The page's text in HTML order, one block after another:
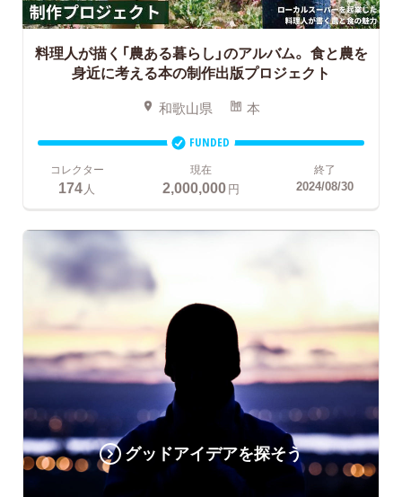
料理人が描く「農ある暮らし」のアルバム。 食と農を
身近に考える本の制作出版プロジェクト
和歌山県 本
FUNDED
コレクター
174 人
現在
2,000,000円
終了
2024/08/30
グッドアイデアを探そう